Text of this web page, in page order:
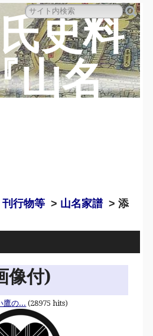
史料
山名
刊行物等 > 山名家譜> 添
像付)
鷹の... (28975 hits)